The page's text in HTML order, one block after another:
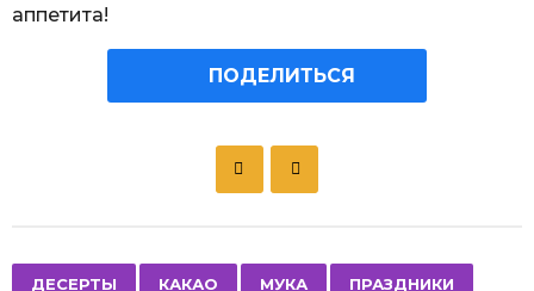
аппетита!
ПОДЕЛИТЬСЯ
ДЕСЕРТЫ КАКАО МУКА ПРАЗДНИКИ